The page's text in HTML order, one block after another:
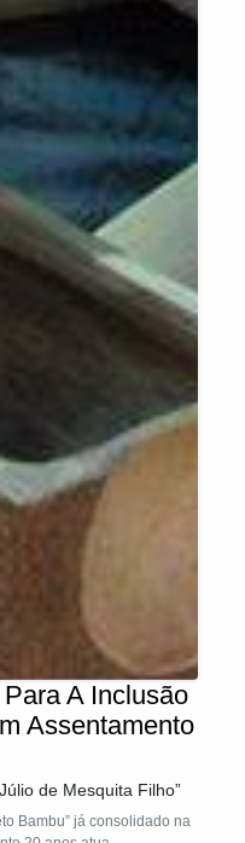
A Inclusão
Assentamento
de Mesquita Filho”
Bambu” já consolidado na